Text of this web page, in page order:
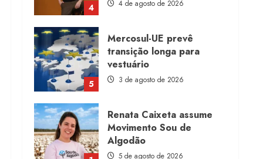
5 3 de agosto de 2026
1
Renata Caixeta assume
Movimento Sou de
Algodão
5 de agosto de 2026
Fakini prevê R$345
milhões de receita em
2026